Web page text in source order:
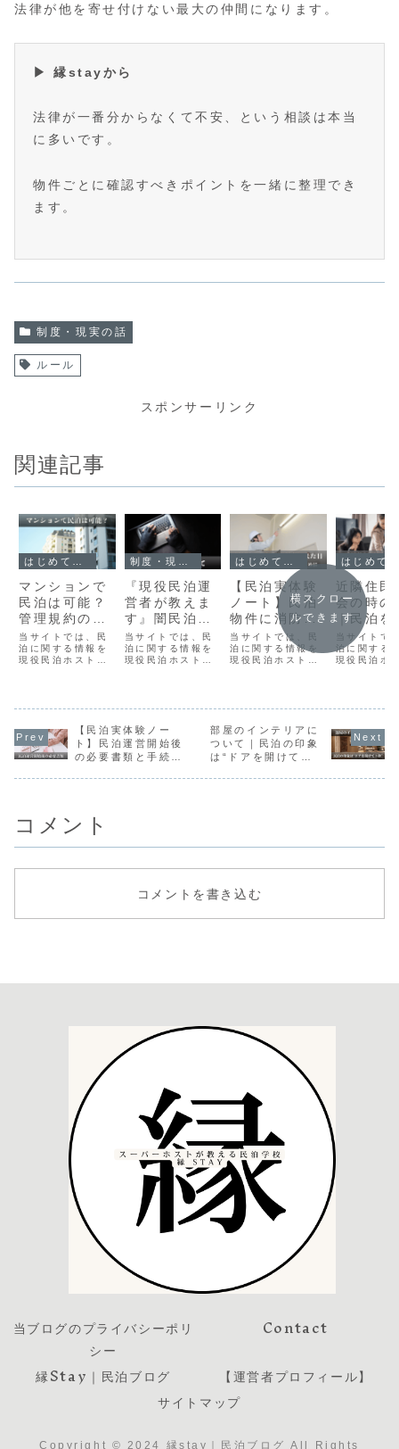
法律が他を寄せ付けない最大の仲間になります。
▶ 縁stayから
法律が一番分からなくて不安、という相談は本当
に多いです。
物件ごとに確認すべきポイントを一緒に整理でき
ます。
制度・現実の話
ルール
スポンサーリンク
関連記事
マンションで
民泊は可能？
管理規約の確
認方法と許可
申請に必要な
書類一覧
当サイトでは、民
泊に関する情報を
現役民泊ホスト目
て解説していま
す。
『現役民泊運
営者が教えま
す』闇民泊っ
てなに？対
策、見つけた
時の対処方法
当サイトでは、民
泊に関する情報を
現役民泊ホスト目
ないだけでは許さ
れない。ルールを
守っているホスト
を守るための法律
【民泊実体験
ノート】民泊
物件に消防署
の人が来た日
のこと
当サイトでは、民
泊に関する情報を
現役民泊ホスト目
た時のことをまと
めています。
近隣住民
会の時の
｜民泊を
る前に一
張した日
当サイトで
泊に関する
現役民泊ホ
めています
を始めたい
になるとこ
横スクロー
ルできます
【民泊実体験ノー
ト】民泊運営開始後
の必要書類と手続き
部屋のインテリアに
ついて｜民泊の印象
は“ドアを開けて３
コメント
コメントを書き込む
当ブログのプライバシーポリ
シー
Contact
縁Stay｜民泊ブログ
【運営者プロフィール】
サイトマップ
Copyright © 2024 縁stay｜民泊ブログ All Rights